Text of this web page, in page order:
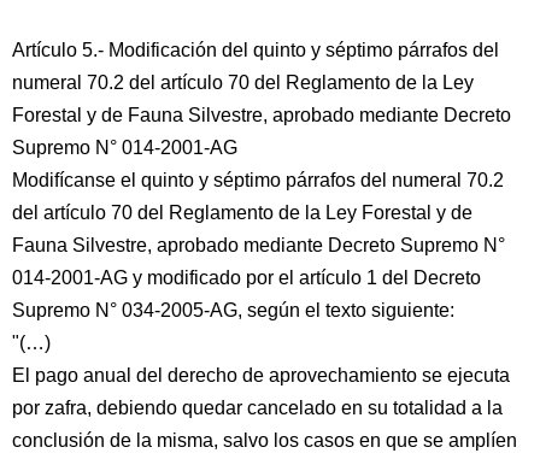
Artículo 5.- Modificación del quinto y séptimo párrafos del
numeral 70.2 del artículo 70 del Reglamento de la Ley
Forestal y de Fauna Silvestre, aprobado mediante Decreto
Supremo N° 014-2001-AG
Modifícanse el quinto y séptimo párrafos del numeral 70.2
del artículo 70 del Reglamento de la Ley Forestal y de
Fauna Silvestre, aprobado mediante Decreto Supremo N°
014-2001-AG y modificado por el artículo 1 del Decreto
Supremo N° 034-2005-AG, según el texto siguiente:
"(…)
El pago anual del derecho de aprovechamiento se ejecuta
por zafra, debiendo quedar cancelado en su totalidad a la
conclusión de la misma, salvo los casos en que se amplíen